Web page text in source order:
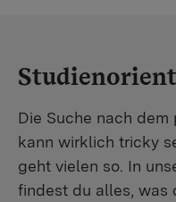
Die Suche nach
kann wirklich tricky
geht vielen so. In
findest du alles, was